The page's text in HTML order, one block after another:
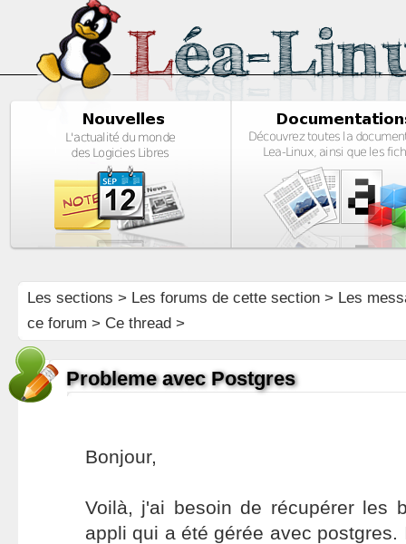
Les sections > Les forums de cette section> Les
ce forum > Ce thread >
Probleme avec Postgres
Bonjour,
Voilà, j'ai besoin de récupérer les
appli qui a été gérée avec postgres.